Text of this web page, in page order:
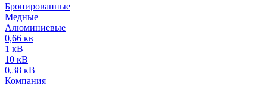
Бронированные
Медные
Алюминиевые
0,66 кв
1 кВ
10 кВ
0,38 кВ
Компания